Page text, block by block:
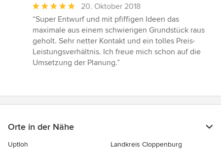
Durchschnittliche
Bewertung:
5
von
5
Sternen
20. Oktober 2018
“Super Entwurf und mit pfiffigen Ideen das
maximale aus einem schwierigen Grundstück raus
geholt. Sehr netter Kontakt und ein tolles Preis-
Leistungsverhältnis. Ich freue mich schon auf die
Umsetzung der Planung.”
Orte in der Nähe
Uptloh
Landkreis Cloppenburg